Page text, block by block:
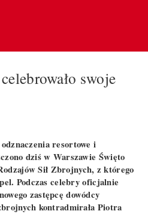
swoje
resortowe i
dziś w Warszawie Święto
Sił Zbrojnych, z którego
Podczas celebry oficjalnie
zastępcę dowódcy
kontradmirała Piotra